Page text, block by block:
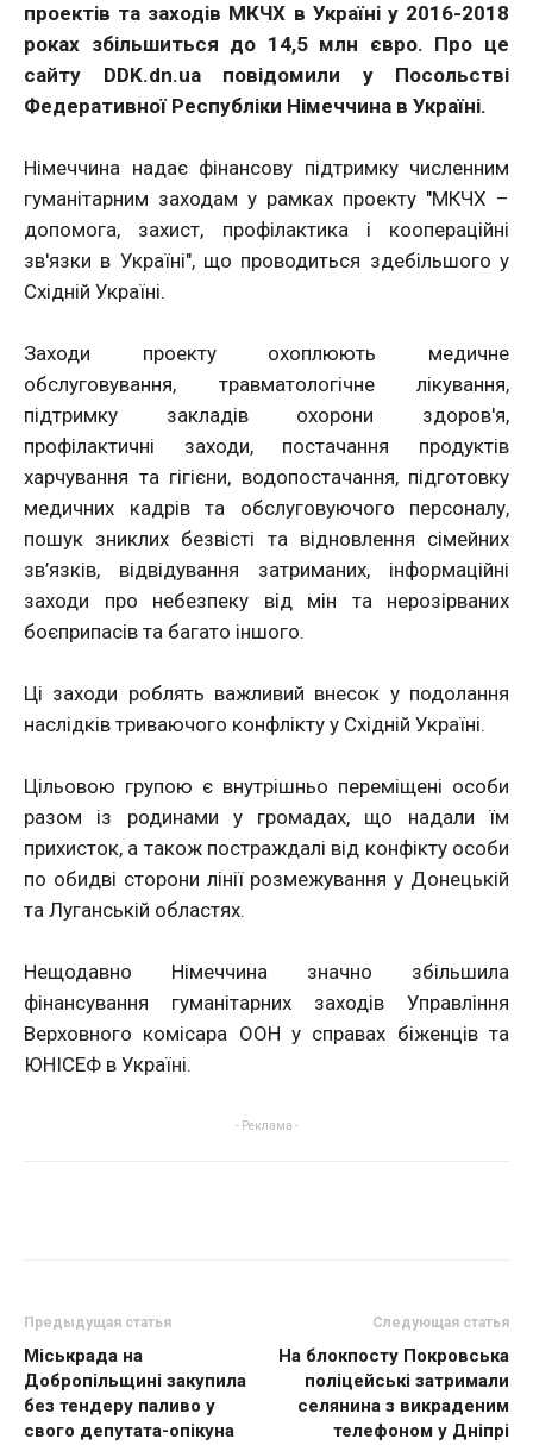
проектів та заходів МКЧХ в Україні у 2016-2018
роках збільшиться до 14,5 млн євро. Про це
сайту DDK.dn.ua повідомили у Посольстві
Федеративної Республіки Німеччина в Україні.
Німеччина надає фінансову підтримку численним
гуманітарним заходам у рамках проекту "МКЧХ –
допомога, захист, профілактика і коопераційні
зв'язки в Україні", що проводиться здебільшого у
Східній Україні.
Заходи проекту охоплюють медичне
обслуговування, травматологічне лікування,
підтримку закладів охорони здоров'я,
профілактичні заходи, постачання продуктів
харчування та гігієни, водопостачання, підготовку
медичних кадрів та обслуговуючого персоналу,
пошук зниклих безвісті та відновлення сімейних
зв’язків, відвідування затриманих, інформаційні
заходи про небезпеку від мін та нерозірваних
боєприпасів та багато іншого.
Ці заходи роблять важливий внесок у подолання
наслідків триваючого конфлікту у Східній Україні.
Цільовою групою є внутрішньо переміщені особи
разом із родинами у громадах, що надали їм
прихисток, а також постраждалі від конфікту особи
по обидві сторони лінії розмежування у Донецькій
та Луганській областях.
Нещодавно Німеччина значно збільшила
фінансування гуманітарних заходів Управління
Верховного комісара ООН у справах біженців та
ЮНІСЕФ в Україні.
- Реклама -
Предыдущая статья
Міськрада на
Добропільщині закупила
без тендеру паливо у
свого депутата-опікуна
Следующая статья
На блокпосту Покровська
поліцейські затримали
селянина з викраденим
телефоном у Дніпрі